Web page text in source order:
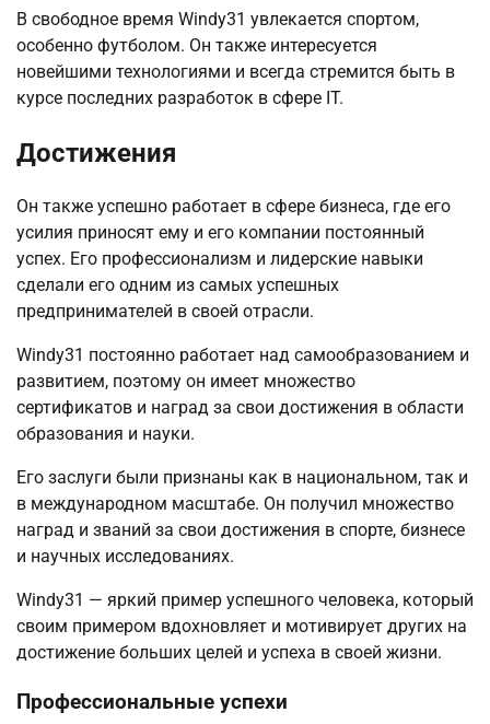
В свободное время Windy31 увлекается спортом,
особенно футболом. Он также интересуется
новейшими технологиями и всегда стремится быть в
курсе последних разработок в сфере IT.
Достижения
Он также успешно работает в сфере бизнеса, где его
усилия приносят ему и его компании постоянный
успех. Его профессионализм и лидерские навыки
сделали его одним из самых успешных
предпринимателей в своей отрасли.
Windy31 постоянно работает над самообразованием и
развитием, поэтому он имеет множество
сертификатов и наград за свои достижения в области
образования и науки.
Его заслуги были признаны как в национальном, так и
в международном масштабе. Он получил множество
наград и званий за свои достижения в спорте, бизнесе
и научных исследованиях.
Windy31 — яркий пример успешного человека, который
своим примером вдохновляет и мотивирует других на
достижение больших целей и успеха в своей жизни.
Профессиональные успехи